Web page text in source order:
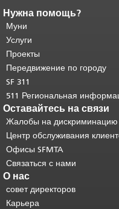
Конец содержимого
страницы.
страницы повторяется на
странице.
основного содержимого .
Нужна помощь?
Муни
Услуги
Проекты
Передвижение по городу
SF 311
511 Региональная
Оставайтесь на связи
Жалобы на дискриминацию
Центр обслуживания
Офисы SFMTA
Связаться с нами
О нас
совет директоров
Карьера